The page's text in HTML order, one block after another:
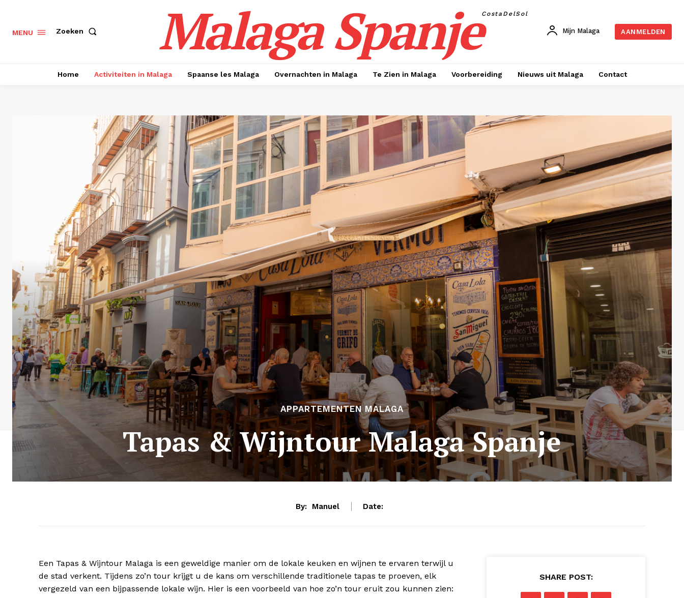
MENU Zoeken Malaga SpanjeCostaDelSol
Mijn Malaga AANMELDEN
Home Activiteiten in Malaga Spaanse les Malaga Overnachten in Malaga Te Zien in Malaga Voorbereiding Nieuws uit Malaga Contact
APPARTEMENTEN MALAGA
Tapas & Wijntour Malaga Spanje
By: Manuel Date:
Een Tapas & Wijntour Malaga is een geweldige manier om de lokale keuken en wijnen te ervaren terwijl u
de stad verkent. Tijdens zo’n tour krijgt u de kans om verschillende traditionele tapas te proeven, elk
vergezeld van een bijpassende lokale wijn. Hier is een voorbeeld van hoe zo’n tour eruit zou kunnen zien:
SHARE POST: